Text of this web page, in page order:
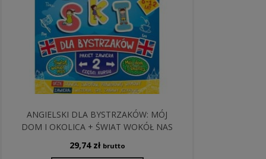
ANGIELSKI DLA BYSTRZAKÓW: MÓJ
DOM I OKOLICA + ŚWIAT WOKÓŁ NAS
29,74 zł brutto